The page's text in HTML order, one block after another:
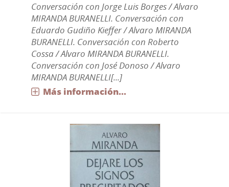
Conversación con Jorge Luis Borges / Alvaro
MIRANDA BURANELLI. Conversación con
Eduardo Gudiño Kieffer / Alvaro MIRANDA
BURANELLI. Conversación con Roberto
Cossa / Alvaro MIRANDA BURANELLI.
Conversación con José Donoso / Alvaro
MIRANDA BURANELLI[...]
Más información...